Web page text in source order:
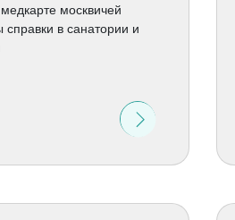
москвичей
справки в санатории и